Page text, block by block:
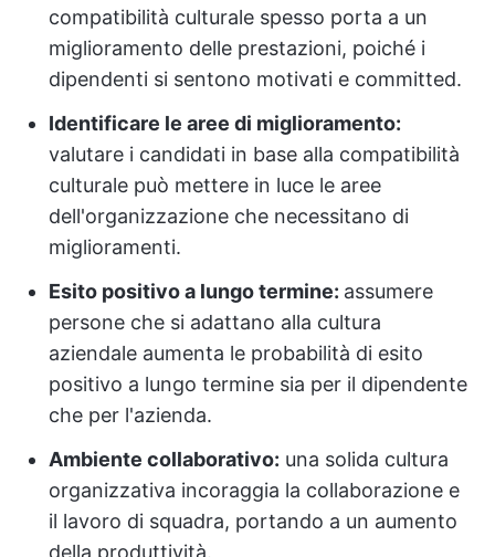
compatibilità culturale spesso porta a un
miglioramento delle prestazioni, poiché i
dipendenti si sentono motivati e committed.
Identificare le aree di miglioramento:
valutare i candidati in base alla compatibilità
culturale può mettere in luce le aree
dell'organizzazione che necessitano di
miglioramenti.
Esito positivo a lungo termine: assumere
persone che si adattano alla cultura
aziendale aumenta le probabilità di esito
positivo a lungo termine sia per il dipendente
che per l'azienda.
Ambiente collaborativo: una solida cultura
organizzativa incoraggia la collaborazione e
il lavoro di squadra, portando a un aumento
della produttività.